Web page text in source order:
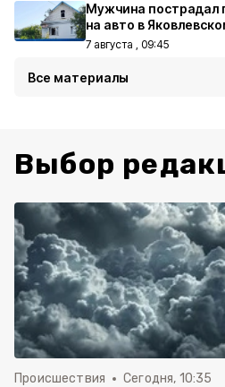
Мужчина пострадал
на авто в
7 августа , 09:45
Все материалы
Выбор
Происшествия Сегодня, 10:35